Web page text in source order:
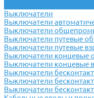
Выключатели
Выключатели
Выключатели
Выключатели путевые
Выключатели путевые
Выключатели
Выключатели концевые
Выключатели
Выключатели
Выключатели